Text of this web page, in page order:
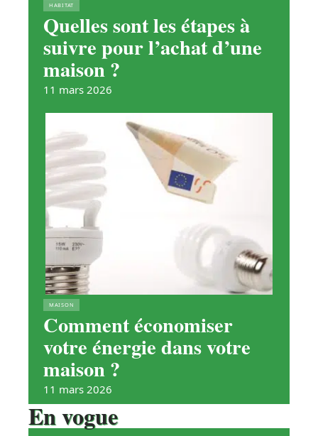
HABITAT
Quelles sont les étapes à
suivre pour l’achat d’une
maison ?
11 mars 2026
MAISON
Comment économiser
votre énergie dans votre
maison ?
11 mars 2026
En vogue